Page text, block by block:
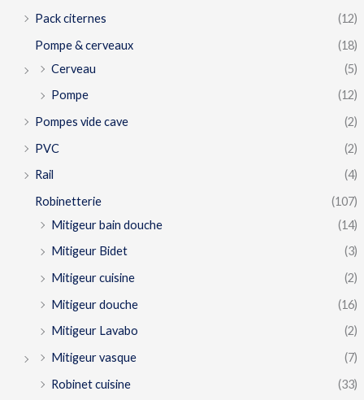
Pack citernes
(12)
Pompe & cerveaux
(18)
Cerveau
(5)
Pompe
(12)
Pompes vide cave
(2)
PVC
(2)
Rail
(4)
Robinetterie
(107)
Mitigeur bain douche
(14)
Mitigeur Bidet
(3)
Mitigeur cuisine
(2)
Mitigeur douche
(16)
Mitigeur Lavabo
(2)
Mitigeur vasque
(7)
Robinet cuisine
(33)